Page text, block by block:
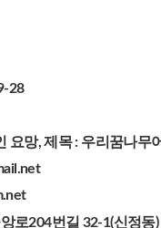
28
요망, 제목 : 우리꿈나무
로204번길 32-1(신정동)